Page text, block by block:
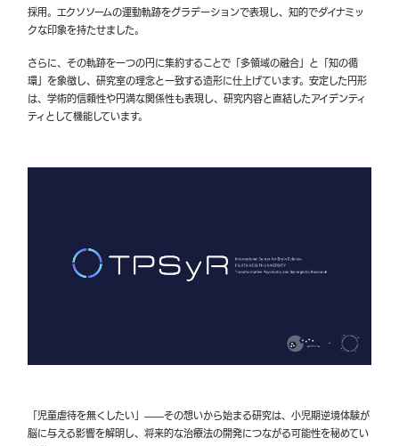
採用。エクソソームの運動軌跡をグラデーションで表現し、知的でダイナミッ
クな印象を持たせました。
さらに、その軌跡を一つの円に集約することで「多領域の融合」と「知の循
環」を象徴し、研究室の理念と一致する造形に仕上げています。安定した円形
は、学術的信頼性や円満な関係性も表現し、研究内容と直結したアイデンティ
ティとして機能しています。
「児童虐待を無くしたい」——その想いから始まる研究は、小児期逆境体験が
脳に与える影響を解明し、将来的な治療法の開発につながる可能性を秘めてい